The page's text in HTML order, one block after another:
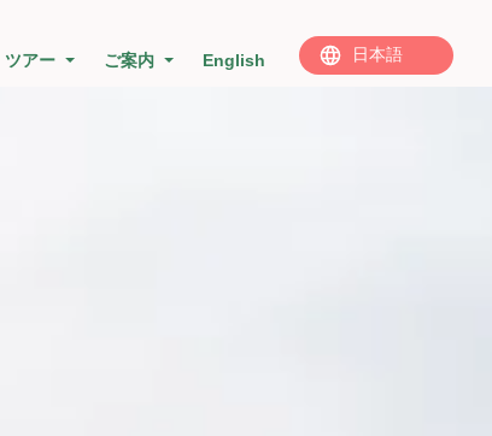
ツアー ご案内 English